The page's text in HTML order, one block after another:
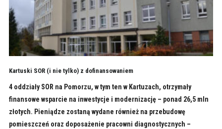
Kartuski SOR (i nie tylko) z dofinansowaniem
4 oddziały SOR na Pomorzu, w tym ten w Kartuzach, otrzymały
finansowe wsparcie na inwestycje i modernizację – ponad 26,5 mln
złotych. Pieniądze zostaną wydane również na przebudowę
pomieszczeń oraz doposażenie pracowni diagnostycznych –